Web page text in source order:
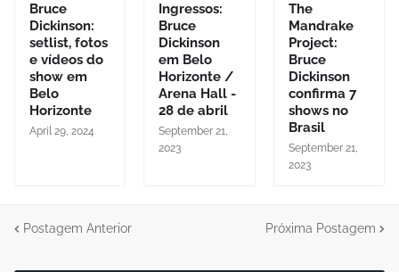
Bruce
Dickinson:
setlist, fotos
e vídeos do
show em
Belo
Horizonte
April 29, 2024
Ingressos:
Bruce
Dickinson
em Belo
Horizonte /
Arena Hall -
28 de abril
September 21,
2023
The
Mandrake
Project:
Bruce
Dickinson
confirma 7
shows no
Brasil
September 21,
2023
Postagem Anterior Próxima Postagem